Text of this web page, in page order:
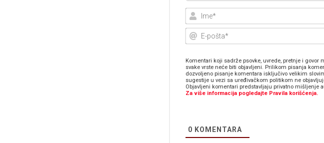
Komentari koji sadrže psovke, uvrede, pretnje i
svake vrste neće biti objavljeni. Prilikom pisanja
dozvoljeno pisanje komentara isključivo velikim
sugestije u vezi sa uređivačkom politikom ne
Objavljeni komentari predstavljaju privatno mišljenje
Za više informacija pogledajte Pravila korišćenja.
0 KOMENTARA